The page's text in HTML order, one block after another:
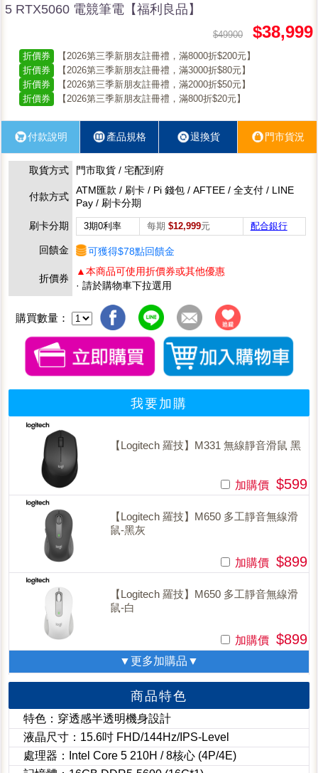
5 RTX5060 電競筆電【福利良品】
$49900 $38,999
折價券
【2026第三季新朋友註冊禮，滿8000折$200元】
折價券
【2026第三季新朋友註冊禮，滿3000折$80元】
折價券
【2026第三季新朋友註冊禮，滿2000折$50元】
折價券
【2026第三季新朋友註冊禮，滿800折$20元】
付款說明 產品規格 退換貨 門市貨況
取貨方式 門市取貨 / 宅配到府
付款方式
ATM匯款 / 刷卡 / Pi 錢包 / AFTEE / 全支付 / LINE
Pay / 刷卡分期
刷卡分期
3期0利率 每期 $12,999元 配合銀行
回饋金 可獲得$78點回饋金
折價券
▲本商品可使用折價券或其他優惠
· 請於購物車下拉選用
購買數量：
我要加購
【Logitech 羅技】M331 無線靜音滑鼠 黑
加購價 $599
【Logitech 羅技】M650 多工靜音無線滑
鼠-黑灰
加購價 $899
【Logitech 羅技】M650 多工靜音無線滑
鼠-白
加購價 $899
▼更多加購品▼
商品特色
特色：穿透感半透明機身設計
液晶尺寸：15.6吋 FHD/144Hz/IPS-Level
處理器：Intel Core 5 210H / 8核心 (4P/4E)